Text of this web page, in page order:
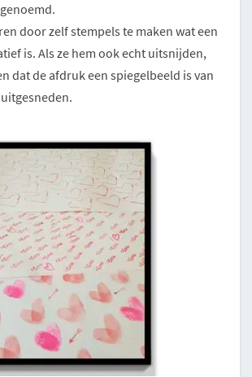
door zelf stempels te maken wat een
is. Als ze hem ook echt uitsnijden,
dat de afdruk een spiegelbeeld is van